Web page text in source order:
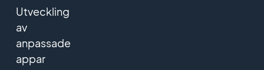
Utveckling
av
anpassade
appar